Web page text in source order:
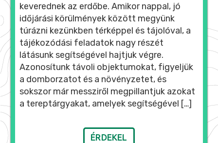
keverednek az erdőbe. Amikor nappal, jó
időjárási körülmények között megyünk
túrázni kezünkben térképpel és tájolóval, a
tájékozódási feladatok nagy részét
látásunk segítségével hajtjuk végre.
Azonosítunk távoli objektumokat, figyeljük
a domborzatot és a növényzetet, és
sokszor már messziről megpillantjuk azokat
a tereptárgyakat, amelyek segítségével […]
ÉRDEKEL